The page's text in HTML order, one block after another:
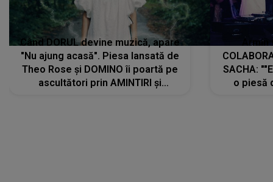
Când DORUL devine muzică, apare
"Nu ajung acasă". Piesa lansată de
Theo Rose și DOMINO îi poartă pe
ascultători prin AMINTIRI și
SACHA:
o piesă